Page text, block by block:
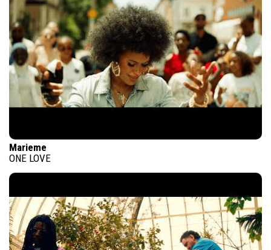
Marieme
ONE LOVE